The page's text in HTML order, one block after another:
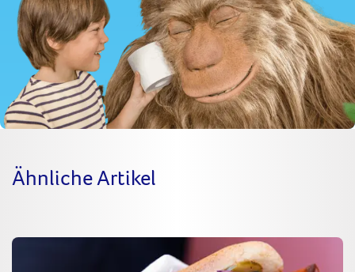
Ähnliche Artikel